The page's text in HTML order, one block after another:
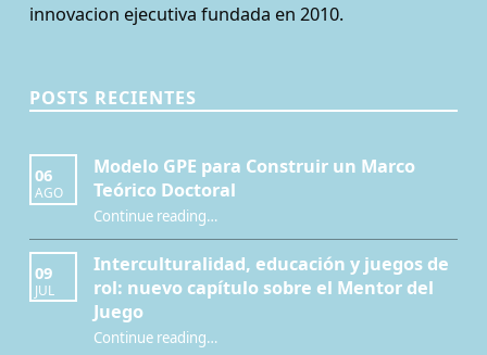
innovacion ejecutiva fundada en 2010.
POSTS RECIENTES
06
AGO
Modelo GPE para Construir un Marco
Teórico Doctoral
Continue reading“Modelo GPE para Construir un Marco Teórico Doctoral”
…
09
JUL
Interculturalidad, educación y juegos de
rol: nuevo capítulo sobre el Mentor del
Juego
Continue reading“Interculturalidad, educación y juegos de rol: nuevo capítulo sobre el Mentor del Juego”
…